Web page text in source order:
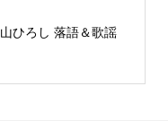
ろし 落語＆歌謡